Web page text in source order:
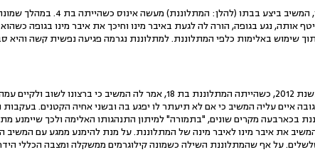
על פי עובדות האישום הראשון, המשיב
מקרים שונים, ליטף אותה, נגע בגופה, הורה לה לגעת באיבר מינו וחיכך את איבר מינו
שימוש באלימות כלפי המתלוננת. למתלוננת נגרמה פגיעה נפשית קשה והיא
על פי עובדות האישום השני, בשנת 2012, כשהייתה המתלוננת בת 18, אמר לה
בכארבעה מקרים שונים, "בתמורה" למיתון התנהגותו האלימה ולכך שיימנע
את איבר מינו לאיבר מינה של המתלוננת. על מנת להימנע ממגע עם המשיב
על אף שהמתלוננת השילה כשמונה קילוגרמים ממשקלה ומצבה הכללי